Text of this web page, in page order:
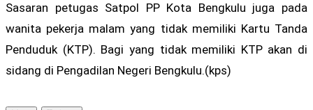
Sasaran petugas Satpol PP Kota Bengkulu juga pada
wanita pekerja malam yang tidak memiliki Kartu Tanda
Penduduk (KTP). Bagi yang tidak memiliki KTP akan di
sidang di Pengadilan Negeri Bengkulu.(kps)